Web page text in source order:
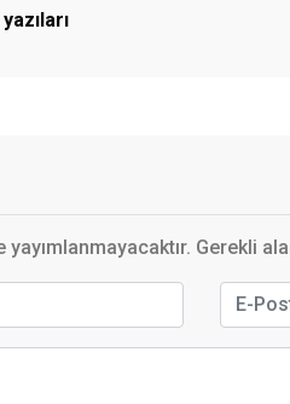
yayımlanmayacaktır. Gerekli